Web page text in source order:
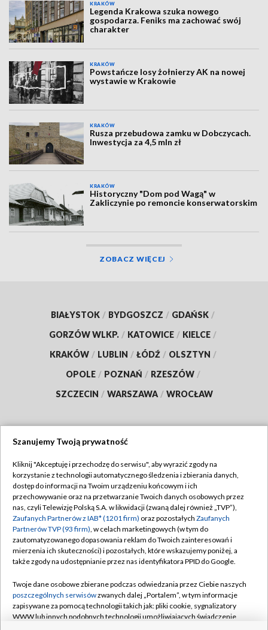
KRAKÓW
Legenda Krakowa szuka nowego
gospodarza. Feniks ma zachować swój
charakter
KRAKÓW
Powstańcze losy żołnierzy AK na nowej
wystawie w Krakowie
KRAKÓW
Rusza przebudowa zamku w Dobczycach.
Inwestycja za 4,5 mln zł
KRAKÓW
Historyczny "Dom pod Wagą" w
Zakliczynie po remoncie konserwatorskim
ZOBACZ WIĘCEJ
BIAŁYSTOK / BYDGOSZCZ / GDAŃSK /
GORZÓW WLKP. / KATOWICE / KIELCE /
KRAKÓW / LUBLIN / ŁÓDŹ / OLSZTYN /
OPOLE / POZNAŃ / RZESZÓW /
SZCZECIN / WARSZAWA / WROCŁAW
TVP
Abonament TVP
Emisja w TVP
Centrum informacji TVP
Naziemna Telewizja Cyfrowa
Rada Programowa
System NOS
Regulamin TVP
Polityka prywatności
Moje zgody
Pomoc
Kontakt
Szanujemy Twoją prywatność
Kliknij "Akceptuję i przechodzę do serwisu", aby wyrazić zgody na
korzystanie z technologii automatycznego śledzenia i zbierania danych,
dostęp do informacji na Twoim urządzeniu końcowym i ich
przechowywanie oraz na przetwarzanie Twoich danych osobowych przez
nas, czyli Telewizję Polską S.A. w likwidacji (zwaną dalej również „TVP”),
Zaufanych Partnerów z IAB* (1201 firm) oraz pozostałych Zaufanych
Partnerów TVP (93 firm), w celach marketingowych (w tym do
zautomatyzowanego dopasowania reklam do Twoich zainteresowań i
mierzenia ich skuteczności) i pozostałych, które wskazujemy poniżej, a
także zgody na udostępnianie przez nas identyfikatora PPID do Google.
Twoje dane osobowe zbierane podczas odwiedzania przez Ciebie naszych
poszczególnych serwisówzwanych dalej „Portalem”, w tym informacje
zapisywane za pomocą technologii takich jak: pliki cookie, sygnalizatory
WWW lub innych podobnych technologii umożliwiających świadczenie